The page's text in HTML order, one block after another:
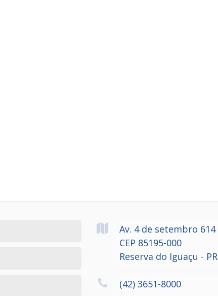
Av. 4 de setembro 614
CEP 85195-000
Reserva do Iguaçu - PR
(42) 3651-8000